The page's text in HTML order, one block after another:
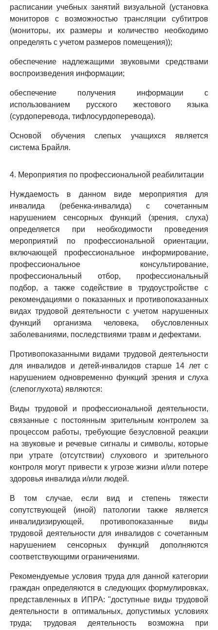
расписании учебных занятий визуальной (установка
мониторов с возможностью трансляции субтитров
(мониторы, их размеры и количество необходимо
определять с учетом размеров помещения));
обеспечение надлежащими звуковыми средствами
воспроизведения информации;
обеспечение получения информации с
использованием русского жестового языка
(сурдоперевода, тифлосурдоперевода).
Основой обучения слепых учащихся является
система Брайля.
4. Мероприятия по профессиональной реабилитации
Нуждаемость в данном виде мероприятия для
инвалида (ребенка-инвалида) с сочетанным
нарушением сенсорных функций (зрения, слуха)
определяется при необходимости проведения
мероприятий по профессиональной ориентации,
включающей профессиональное информирование,
профессиональное консультирование,
профессиональный отбор, профессиональный
подбор, а также содействие в трудоустройстве с
рекомендациями о показанных и противопоказанных
видах трудовой деятельности с учетом нарушенных
функций организма человека, обусловленных
заболеваниями, последствиями травм и дефектами.
Противопоказанными видами трудовой деятельности
для инвалидов и детей-инвалидов старше 14 лет с
нарушением одновременно функций зрения и слуха
(слепоглухота) являются:
Виды трудовой и профессиональной деятельности,
связанные с постоянным зрительным контролем за
процессом работы, требующие безусловной реакции
на звуковые и речевые сигналы и символы, которые
при утрате (отсутствии) слухового и зрительного
контроля могут привести к угрозе жизни и/или потере
здоровья инвалида и/или людей.
В том случае, если вид и степень тяжести
сопутствующей (иной) патологии также является
инвалидизирующей, противопоказанные виды
трудовой деятельности для инвалидов с сочетанным
нарушением сенсорных функций дополняются
соответствующими ограничениями.
Рекомендуемые условия труда для данной категории
граждан определяются в следующих формулировках,
представленных в ИПРА: "доступные виды трудовой
деятельности в оптимальных, допустимых условиях
труда; трудовая деятельность возможна при